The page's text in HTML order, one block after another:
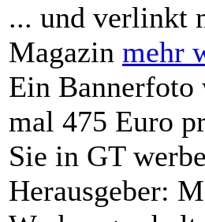
... und verlinkt
Magazin mehr
Ein Bannerfoto
mal 475 Euro
Sie in GT
Herausgeber: